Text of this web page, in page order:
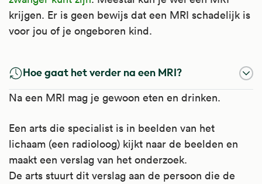
krijgen. Er is geen bewijs dat een MRI schadelijk is
voor jou of je ongeboren kind.
Hoe gaat het verder na een MRI?
Na een MRI mag je gewoon eten en drinken.
Een arts die specialist is in beelden van het
lichaam (een radioloog) kijkt naar de beelden en
maakt een verslag van het onderzoek.
De arts stuurt dit verslag aan de persoon die de